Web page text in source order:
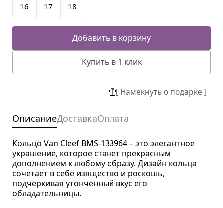
16 17 18
Добавить в корзину
Купить в 1 клик
[ Намекнуть о подарке ]
ОписаниеДоставкаОплата
Кольцо Van Cleef BMS-133964 – это элегантное
украшение, которое станет прекрасным
дополнением к любому образу. Дизайн кольца
сочетает в себе изящество и роскошь,
подчеркивая утонченный вкус его
обладательницы.